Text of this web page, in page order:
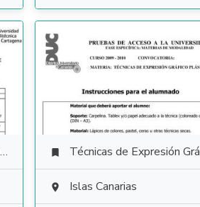
 Técnicas de Expresión Gráfico Plástica
 Islas Canarias